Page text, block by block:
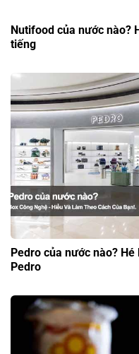
Nutifood của nước nào?
tiếng
Pedro của nước nào?
Pedro